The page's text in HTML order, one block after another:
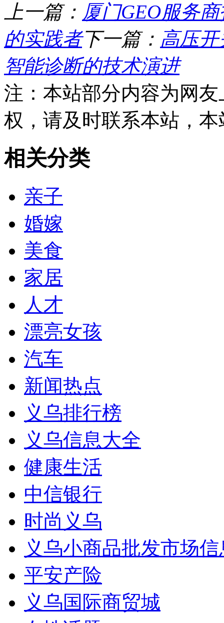
上一篇： 厦门GEO服务
的实践者下一篇： 高压
智能诊断的技术演进
注：本站部分内容为网
权，请及时联系本站，
相关分类
亲子
婚嫁
美食
家居
人才
漂亮女孩
汽车
新闻热点
义乌排行榜
义乌信息大全
健康生活
中信银行
时尚义乌
义乌小商品批发市场
平安产险
义乌国际商贸城